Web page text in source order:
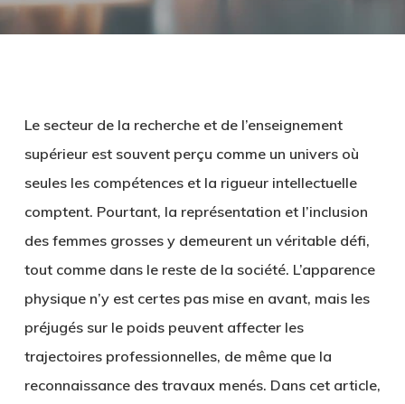
Le secteur de la recherche et de l’enseignement
supérieur est souvent perçu comme un univers où
seules les compétences et la rigueur intellectuelle
comptent. Pourtant, la représentation et l’inclusion
des femmes grosses y demeurent un véritable défi,
tout comme dans le reste de la société. L’apparence
physique n’y est certes pas mise en avant, mais les
préjugés sur le poids peuvent affecter les
trajectoires professionnelles, de même que la
reconnaissance des travaux menés. Dans cet article,